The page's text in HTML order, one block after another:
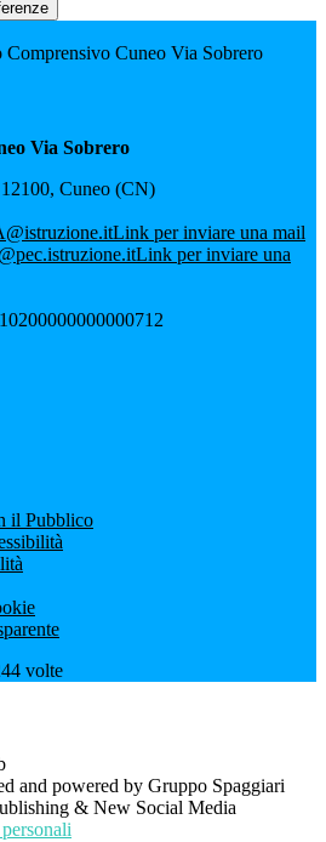
Comprensivo Cuneo Via Sobrero
Via Sobrero
Cuneo (CN)
Link per inviare una mail
Link per inviare una
il Pubblico
volte
and powered by Gruppo Spaggiari
& New Social Media